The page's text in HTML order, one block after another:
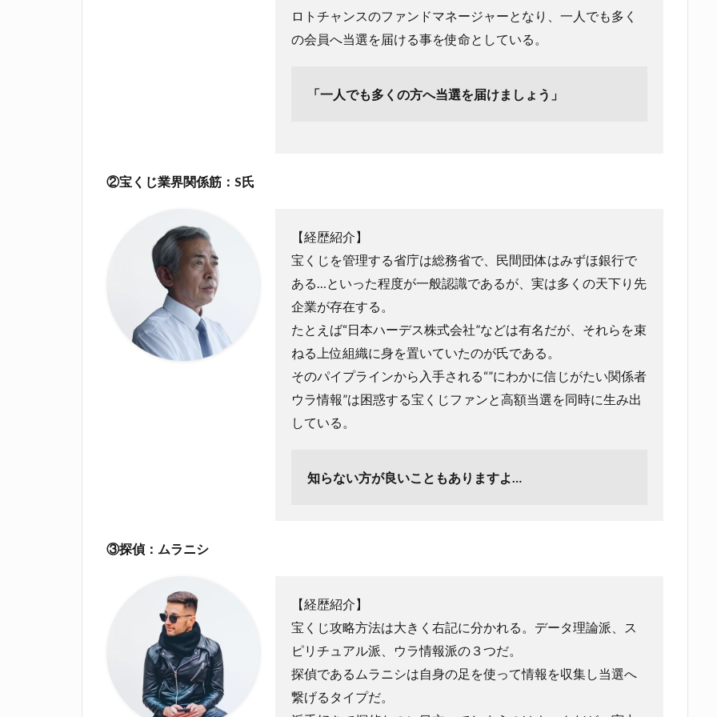
ロトチャンスのファンドマネージャーとなり、一人でも多く
の会員へ当選を届ける事を使命としている。
「一人でも多くの方へ当選を届けましょう」
②宝くじ業界関係筋：S氏
【経歴紹介】
宝くじを管理する省庁は総務省で、民間団体はみずほ銀行で
ある…といった程度が一般認識であるが、実は多くの天下り先
企業が存在する。
たとえば“日本ハーデス株式会社”などは有名だが、それらを束
ねる上位組織に身を置いていたのが氏である。
そのパイプラインから入手される“”にわかに信じがたい関係者
ウラ情報”は困惑する宝くじファンと高額当選を同時に生み出
している。
知らない方が良いこともありますよ…
③探偵：ムラニシ
【経歴紹介】
宝くじ攻略方法は大きく右記に分かれる。データ理論派、ス
ピリチュアル派、ウラ情報派の３つだ。
探偵であるムラニシは自身の足を使って情報を収集し当選へ
繋げるタイプだ。